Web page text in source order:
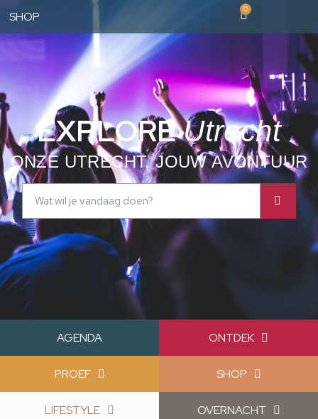
SHOP
0
EXPLOREUtrecht
ONZE UTRECHT, JOUW AVONTUUR
AGENDA ONTDEK
PROEF SHOP
LIFESTYLE OVERNACHT